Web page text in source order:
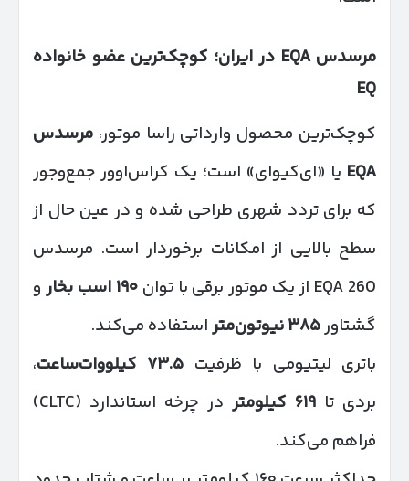
مرسدس EQA
در ایران؛ کوچک‌ترین عضو خانواده
EQ
کوچک‌ترین محصول وارداتی راسا موتور، مرسدس
EQA یا «ای‌کیو‌ای» است؛ یک کراس‌اوور جمع‌وجور
که برای تردد شهری طراحی شده و در عین حال از
سطح بالایی از امکانات برخوردار است. مرسدس
EQA 260 از یک موتور برقی با توان
۱۹۰ اسب بخار و
گشتاور۳۸۵نیوتون‌متراستفاده می‌کند.
باتری لیتیومی با ظرفیت ۷۳.۵ کیلووات‌ساعت،
بردی تا ۶۱۹ کیلومتر
در چرخه استاندارد (CLTC)
فراهم می‌کند.